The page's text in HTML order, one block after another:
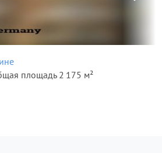
площадь 2 175 м²